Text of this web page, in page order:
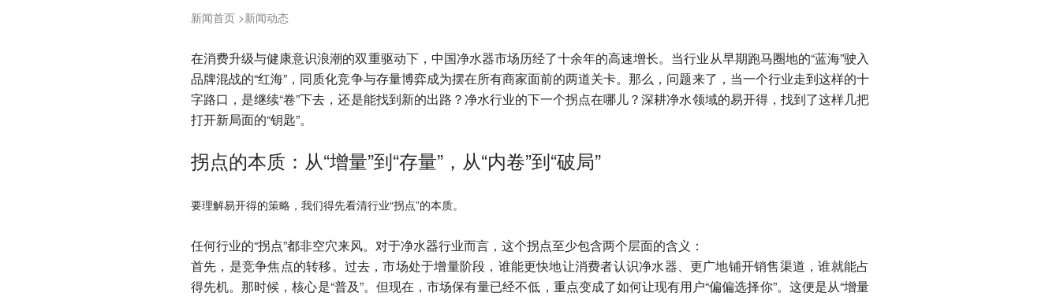
新闻首页 >新闻动态
在消费升级与健康意识浪潮的双重驱动下，中国净水器市场历经了十余年的高速增长。当行业从早期跑马圈地的“蓝海”驶入
品牌混战的“红海”，同质化竞争与存量博弈成为摆在所有商家面前的两道关卡。那么，问题来了，当一个行业走到这样的十
字路口，是继续“卷”下去，还是能找到新的出路？净水行业的下一个拐点在哪儿？深耕净水领域的易开得，找到了这样几把
打开新局面的“钥匙”。
拐点的本质：从“增量”到“存量”，从“内卷”到“破局”
要理解易开得的策略，我们得先看清行业“拐点”的本质。
任何行业的“拐点”都非空穴来风。对于净水器行业而言，这个拐点至少包含两个层面的含义：
首先，是竞争焦点的转移。过去，市场处于增量阶段，谁能更快地让消费者认识净水器、更广地铺开销售渠道，谁就能占
得先机。那时候，核心是“普及”。但现在，市场保有量已经不低，重点变成了如何让现有用户“偏偏选择你”。这便是从“增量